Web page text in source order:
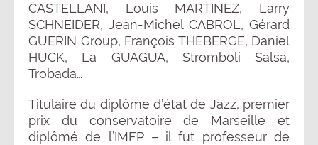
CASTELLANI, Louis MARTINEZ, Larry
SCHNEIDER, Jean-Michel CABROL, Gérard
GUERIN Group, François THEBERGE, Daniel
HUCK, La GUAGUA, Stromboli Salsa,
Trobada…
Titulaire du diplôme d’état de Jazz, premier
prix du conservatoire de Marseille et
diplômé de l’IMFP – il fut professeur de